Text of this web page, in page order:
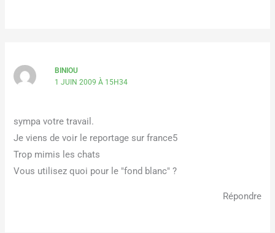
BINIOU
1 JUIN 2009 À 15H34
sympa votre travail.
Je viens de voir le reportage sur france5
Trop mimis les chats
Vous utilisez quoi pour le "fond blanc" ?
Répondre